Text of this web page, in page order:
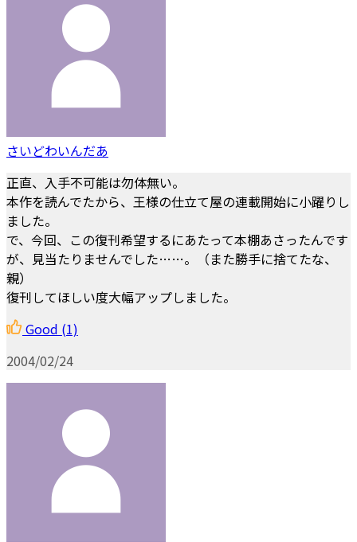
さいどわいんだあ
正直、入手不可能は勿体無い。
本作を読んでたから、王様の仕立て屋の連載開始に小躍りし
ました。
で、今回、この復刊希望するにあたって本棚あさったんです
が、見当たりませんでした……。（また勝手に捨てたな、
親）
復刊してほしい度大幅アップしました。
Good (1)
2004/02/24